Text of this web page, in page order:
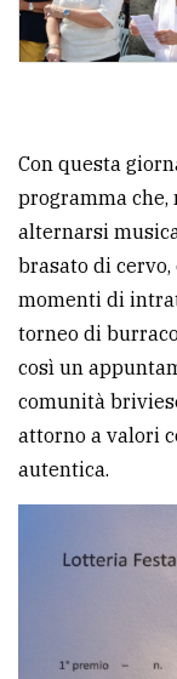
Con questa
programma
alternarsi
brasato di
momenti di
torneo di
così un
comunità
attorno a valori
autentica.